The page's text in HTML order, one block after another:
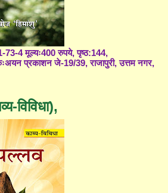
4 मूल्यः400 रुपये, पृष्ठ:144,
प्रकाशन जे-19/39, राजापुरी, उत्तम नगर,
विविधा),